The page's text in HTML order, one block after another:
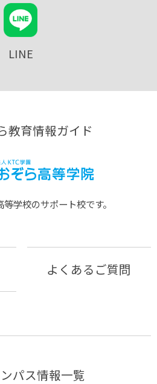
LINE
教育情報ガイド
学校のサポート校です。
よくあるご質問
パス情報一覧